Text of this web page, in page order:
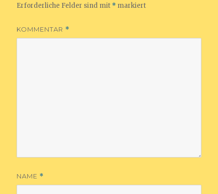
Erforderliche Felder sind mit * markiert
KOMMENTAR *
NAME *